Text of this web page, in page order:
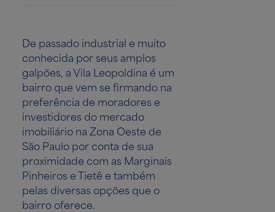
De passado industrial e muito
conhecida por seus amplos
galpões, a Vila Leopoldina é um
bairro que vem se firmando na
preferência de moradores e
investidores do mercado
imobiliário na Zona Oeste de
São Paulo por conta de sua
proximidade com as Marginais
Pinheiros e Tietê e também
pelas diversas opções que o
bairro oferece.